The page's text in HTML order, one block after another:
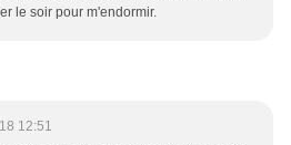
le soir pour m'endormir.
12:51